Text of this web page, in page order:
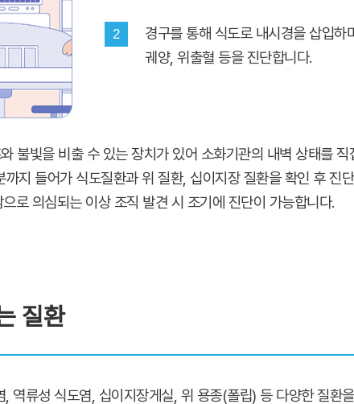
2
경구를 통해 식도로 내시경을 삽입하
궤양, 위출혈 등을 진단합니다.
불빛을 비출 수 있는 장치가 있어 소화기관의 내벽 상태를
지 들어가 식도질환과 위 질환, 십이지장 질환을 확인 후 진
로 의심되는 이상 조직 발견 시 조기에 진단이 가능합니다.
질환
역류성 식도염, 십이지장게실, 위 용종(폴립) 등 다양한 질환